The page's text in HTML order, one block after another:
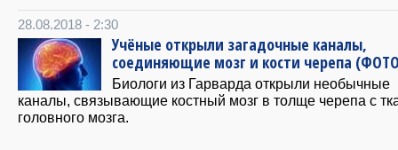
28.08.2018 - 2:30
Учёные открыли загадочные каналы,
соединяющие мозг и кости черепа
Биологи из Гарварда открыли необычные
каналы, связывающие костный мозг в толще черепа с
головного мозга.